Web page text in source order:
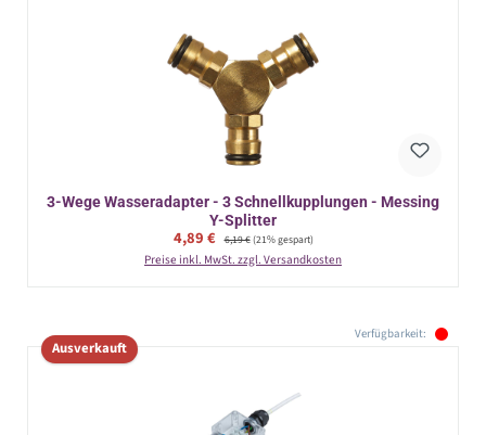
3-Wege Wasseradapter - 3 Schnellkupplungen - Messing
Y-Splitter
Verkaufspreis:
4,89 € Regulärer Preis:
6,19 €(21% gespart)
Preise inkl. MwSt. zzgl. Versandkosten
Verfügbarkeit:
Ausverkauft